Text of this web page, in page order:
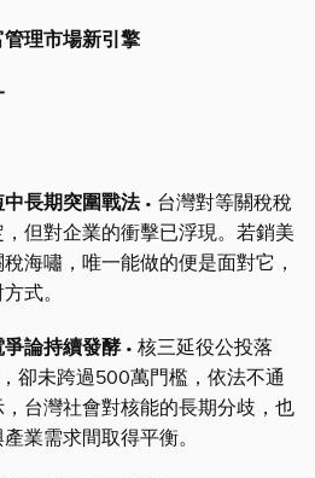
理市場新引擎
長期突圍戰法• 台灣對等關稅稅
但對企業的衝擊已浮現。若銷美
海嘯，唯一能做的便是面對它，
式。
論持續發酵• 核三延役公投落
卻未跨過500萬門檻，依法不通
台灣社會對核能的長期分歧，也
業需求間取得平衡。